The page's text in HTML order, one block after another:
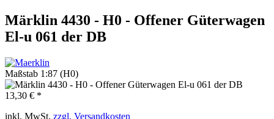
Märklin 4430 - H0 - Offener Güterwagen
El-u 061 der DB
Maßstab 1:87 (H0)
13,30 € *
inkl. MwSt. zzgl. Versandkosten